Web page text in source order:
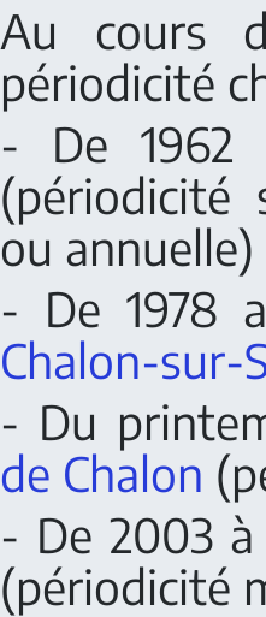
Au cours
périodicité
- De
(périodicité
ou annuelle)
- De 1978
Chalon-sur-
- Du
de Chalon
- De 2003
(périodicité